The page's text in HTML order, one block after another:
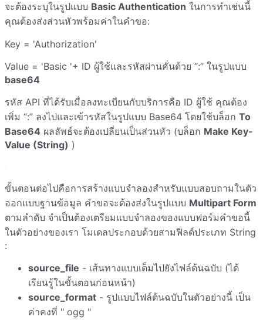
จะต้องระบุในรูปแบบ Basic Authentication ในการทำเช่นนี้
คุณต้องส่งส่วนหัวพร้อมค่าในคำขอ:
Key = 'Authorization'
Value = 'Basic '+ ID ผู้ใช้และรหัสผ่านคั่นด้วย “:” ในรูปแบบ
base64
รหัส API ที่ได้รับเมื่อลงทะเบียนกับบริการคือ ID ผู้ใช้ คุณต้อง
เพิ่ม “:” ลงไปและเข้ารหัสในรูปแบบ Base64 โดยใช้บล็อก To
Base64 ผลลัพธ์จะต้องเปลี่ยนเป็นส่วนหัว (บล็อก Make Key-
Value (String) )
ขั้นตอนต่อไปคือการสร้างแบบจำลองสำหรับแบบสอบถามในตัว
ออกแบบฐานข้อมูล คำขอจะต้องส่งในรูปแบบ Multipart Form
ตามลำดับ จำเป็นต้องเตรียมแบบจำลองของแบบฟอร์มคำขอนี้
ในตัวอย่างของเรา โมเดลประกอบด้วยสามฟิลด์ประเภท String
:
source_file - เส้นทางแบบเต็มไปยังไฟล์ต้นฉบับ (ได้
เรียนรู้ในขั้นตอนก่อนหน้า)
source_format - รูปแบบไฟล์ต้นฉบับในตัวอย่างนี้ เป็น
ค่าคงที่ " ogg "